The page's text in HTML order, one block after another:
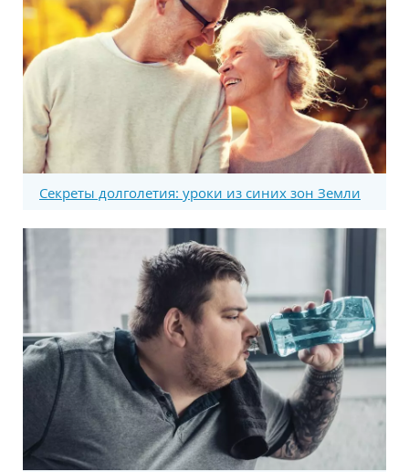
Секреты долголетия: уроки из синих зон Земли